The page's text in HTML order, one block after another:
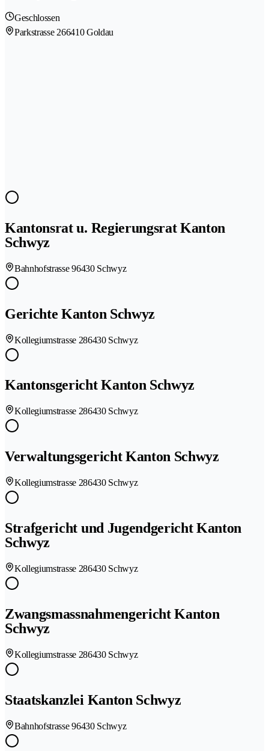
Geschlossen
Parkstrasse 266410 Goldau
Kantonsrat u. Regierungsrat Kanton
Schwyz
Bahnhofstrasse 96430 Schwyz
Gerichte Kanton Schwyz
Kollegiumstrasse 286430 Schwyz
Kantonsgericht Kanton Schwyz
Kollegiumstrasse 286430 Schwyz
Verwaltungsgericht Kanton Schwyz
Kollegiumstrasse 286430 Schwyz
Strafgericht und Jugendgericht Kanton
Schwyz
Kollegiumstrasse 286430 Schwyz
Zwangsmassnahmengericht Kanton
Schwyz
Kollegiumstrasse 286430 Schwyz
Staatskanzlei Kanton Schwyz
Bahnhofstrasse 96430 Schwyz